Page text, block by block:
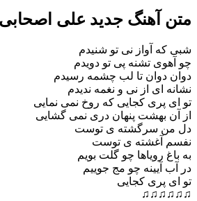
جدید علی اصحابی بنام
نی تو شنیدم
پی تو دویدم
تا لب چشمه رسیدم
از نی و نغمه ندیدم
کجایی که روخ نمی نمایی
پنهان دری نمی گشایی
ی توست
ی توست
چو گلت بویم
چو مج جوییم
کجایی